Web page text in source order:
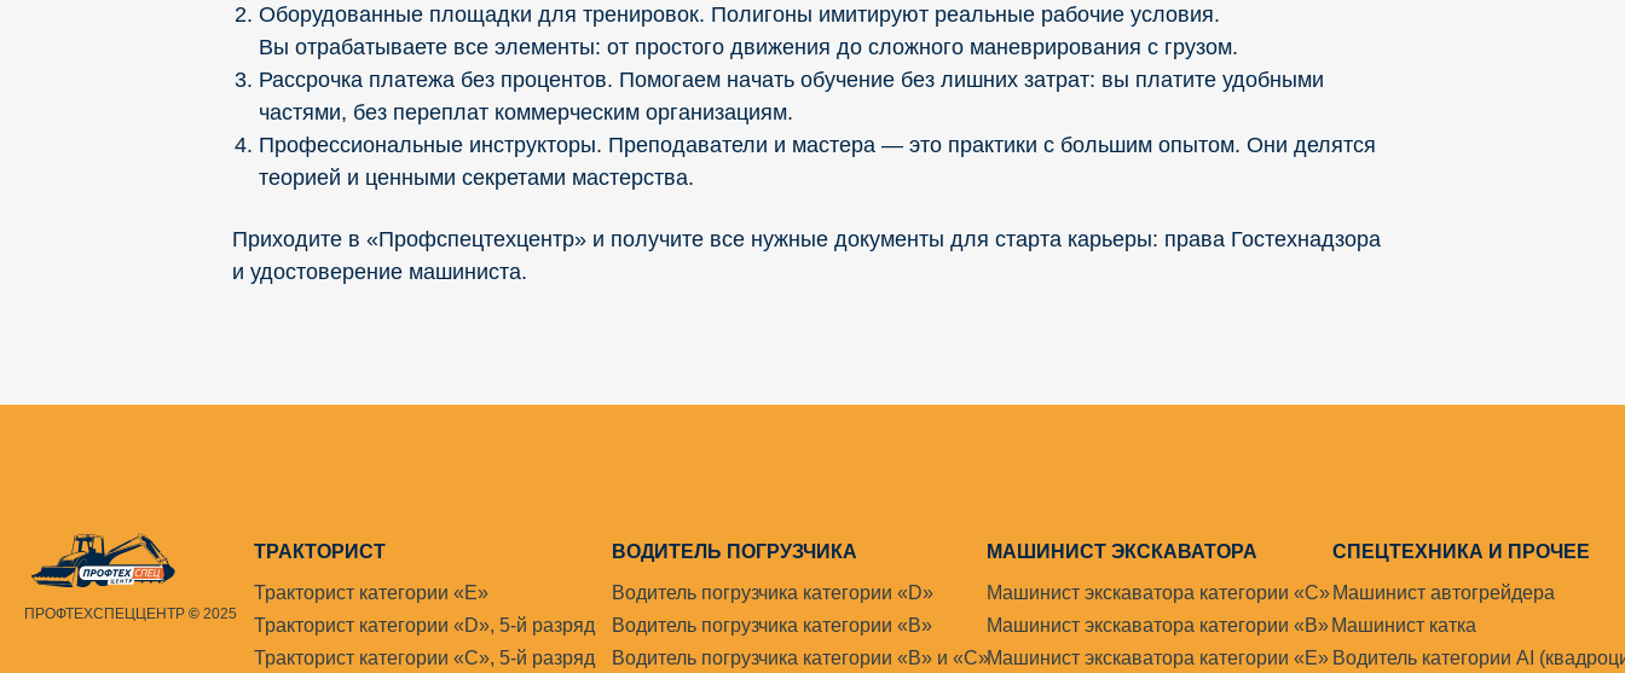
Оборудованные площадки для тренировок. Полигоны имитируют реальные рабочие условия.
Вы отрабатываете все элементы: от простого движения до сложного маневрирования с грузом.
Рассрочка платежа без процентов. Помогаем начать обучение без лишних затрат: вы платите удобными
частями, без переплат коммерческим организациям.
Профессиональные инструкторы. Преподаватели и мастера — это практики с большим опытом. Они делятся
теорией и ценными секретами мастерства.
Приходите в «Профспецтехцентр» и получите все нужные документы для старта карьеры: права Гостехнадзора
и удостоверение машиниста.
Машинист автогрейдера
Машинист катка
Водитель категории AI
Машинист экскаватора категории «С»
Машинист экскаватора категории «В»
Машинист экскаватора категории «Е»
Водитель погрузчика категории «D»
Водитель погрузчика категории «В»
Водитель погрузчика категории «В» и «С»
ПРОФТЕХСПЕЦЦЕНТР © 2025
СПЕЦТЕХНИКА И ПРОЧЕЕ
МАШИНИСТ ЭКСКАВАТОРА
ВОДИТЕЛЬ ПОГРУЗЧИКА
Тракторист категории «Е»
Тракторист категории «D», 5-й разряд
Тракторист категории «С», 5-й разряд
ТРАКТОРИСТ